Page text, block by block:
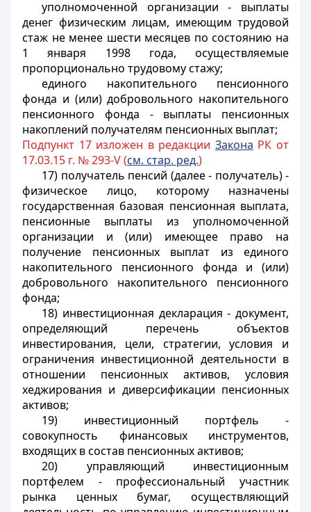
уполномоченной организации - выплаты
денег физическим лицам, имеющим трудовой
стаж не менее шести месяцев по состоянию на
1 января 1998 года, осуществляемые
пропорционально трудовому стажу;
единого накопительного пенсионного
фонда и (или) добровольного накопительного
пенсионного фонда - выплаты пенсионных
накоплений получателям пенсионных выплат;
Подпункт 17 изложен в редакции Закона РК от
17.03.15 г. № 293-V (см. стар. ред.)
17) получатель пенсий (далее - получатель) -
физическое лицо, которому назначены
государственная базовая пенсионная выплата,
пенсионные выплаты из уполномоченной
организации и (или) имеющее право на
получение пенсионных выплат из единого
накопительного пенсионного фонда и (или)
добровольного накопительного пенсионного
фонда;
18) инвестиционная декларация - документ,
определяющий перечень объектов
инвестирования, цели, стратегии, условия и
ограничения инвестиционной деятельности в
отношении пенсионных активов, условия
хеджирования и диверсификации пенсионных
активов;
19) инвестиционный портфель -
совокупность финансовых инструментов,
входящих в состав пенсионных активов;
20) управляющий инвестиционным
портфелем - профессиональный участник
рынка ценных бумаг, осуществляющий